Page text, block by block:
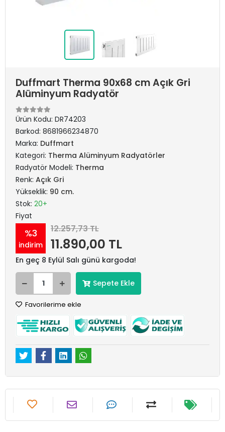
Duffmart Therma 90x68 cm Açık Gri
Alüminyum Radyatör
Ürün Kodu: DR74203
Barkod: 8681966234870
Marka: Duffmart
Kategori: Therma Alüminyum Radyatörler
Radyatör Modeli: Therma
Renk: Açık Gri
Yükseklik: 90 cm.
Stok: 20+
Fiyat
%3
indirim
12.257,73 TL
11.890,00 TL
En geç 8 Eylül Salı günü kargoda!
Sepete Ekle
Favorilerime ekle